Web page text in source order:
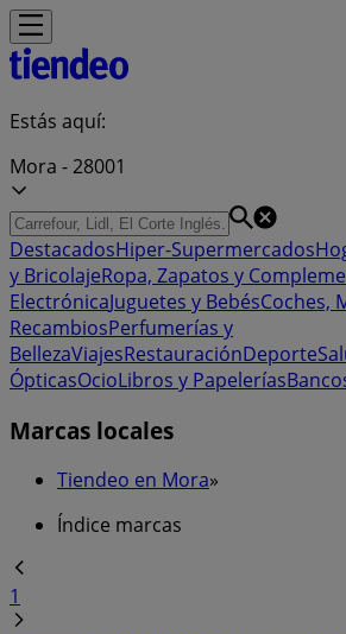
Estás aquí:
Mora - 28001
DestacadosHiper-Supermercados
y BricolajeRopa, Zapatos y
ElectrónicaJuguetes y BebésCoches,
RecambiosPerfumerías y
BellezaViajesRestauraciónDeporte
ÓpticasOcioLibros y Papelerías
Marcas locales
Tiendeo en Mora»
Índice marcas
1